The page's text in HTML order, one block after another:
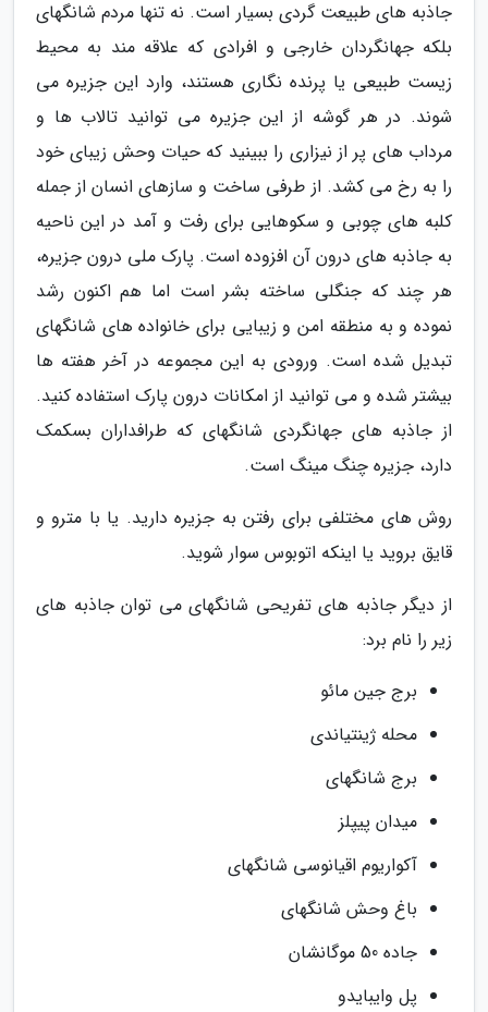
جاذبه های طبیعت گردی بسیار است. نه تنها مردم شانگهای
بلکه جهانگردان خارجی و افرادی که علاقه مند به محیط
زیست طبیعی یا پرنده نگاری هستند، وارد این جزیره می
شوند. در هر گوشه از این جزیره می توانید تالاب ها و
مرداب های پر از نیزاری را ببینید که حیات وحش زیبای خود
را به رخ می کشد. از طرفی ساخت و سازهای انسان از جمله
کلبه های چوبی و سکوهایی برای رفت و آمد در این ناحیه
به جاذبه های درون آن افزوده است. پارک ملی درون جزیره،
هر چند که جنگلی ساخته بشر است اما هم اکنون رشد
نموده و به منطقه امن و زیبایی برای خانواده های شانگهای
تبدیل شده است. ورودی به این مجموعه در آخر هفته ها
بیشتر شده و می توانید از امکانات درون پارک استفاده کنید.
از جاذبه های جهانگردی شانگهای که طرافداران بسکمک
دارد، جزیره چنگ مینگ است.
روش های مختلفی برای رفتن به جزیره دارید. یا با مترو و
قایق بروید یا اینکه اتوبوس سوار شوید.
از دیگر جاذبه های تفریحی شانگهای می توان جاذبه های
زیر را نام برد:
برج جین مائو
محله ژینتیاندی
برج شانگهای
میدان پیپلز
آکواریوم اقیانوسی شانگهای
باغ وحش شانگهای
جاده 50 موگانشان
پل وایبایدو